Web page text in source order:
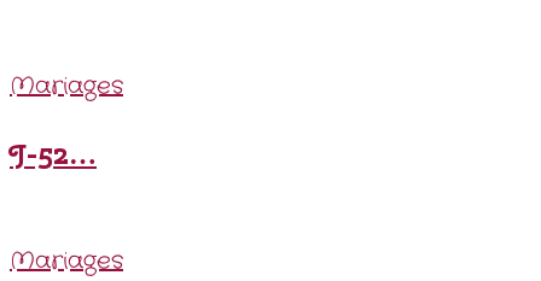
Mariages
J-52…
Mariages